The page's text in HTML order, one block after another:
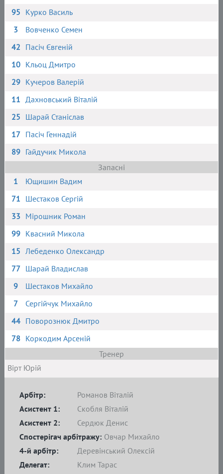
95 Курко Василь
3
Вовченко Семен
42 Пасіч Євгеній
10 Кльоц Дмитро
29 Кучеров Валерій
11 Дахновський Віталій
25 Шарай Станіслав
17 Пасіч Геннадій
89 Гайдучик Микола
Запасні
1
Ющишин Вадим
71 Шестаков Сергій
33 Мірошник Роман
99 Квасний Микола
15 Лебеденко Олександр
77 Шарай Владислав
9
Шестаков Михайло
7
Сергійчук Михайло
44 Поворознюк Дмитро
78 Коркодим Арсеній
Тренер
Вірт Юрій
Арбітр:
Романов Віталій
Асистент 1:
Скобля Віталій
Асистент 2:
Сердюк Денис
4-й арбітр:
Деревінський Олексій
Делегат:
Клим Тарас
Спостерігач арбітражу: Овчар Михайло